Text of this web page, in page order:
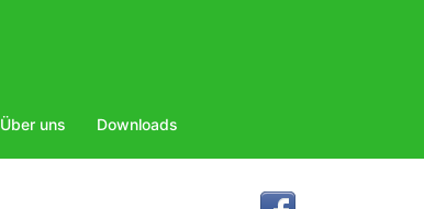
Über uns Downloads